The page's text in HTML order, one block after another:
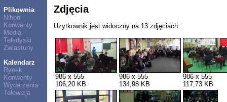
Plikownia
Nihon
Konwenty
Media
Teledyski
Zwiastuny
Kalendarz
Rynek
Konwenty
Wydarzenia
Telewizja
Zdjęcia
Użytkownik jest widoczny na 13 zdjęciach:
986 x 555
106,20 KB
986 x 555
134,98 KB
986 x 555
117,73 KB